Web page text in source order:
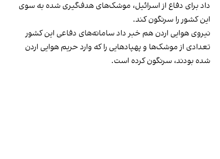
داد برای دفاع از اسرائیل، موشک‌های هدف‌گیری شده به سوی
این کشور را سرنگون کند.
نیروی هوایی اردن هم خبر داد سامانه‌های دفاعی این کشور
تعدادی از موشک‌ها و پهپادهایی را که وارد حریم هوایی اردن
شده بودند، سرنگون کرده است.